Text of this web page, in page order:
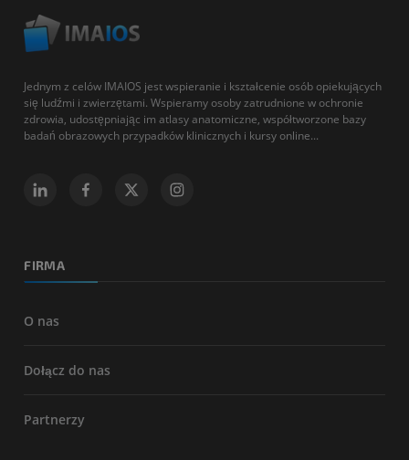
Jednym z celów IMAIOS jest wspieranie i kształcenie osób opiekujących
się ludźmi i zwierzętami. Wspieramy osoby zatrudnione w ochronie
zdrowia, udostępniając im atlasy anatomiczne, współtworzone bazy
badań obrazowych przypadków klinicznych i kursy online...
FIRMA
O nas
Dołącz do nas
Partnerzy